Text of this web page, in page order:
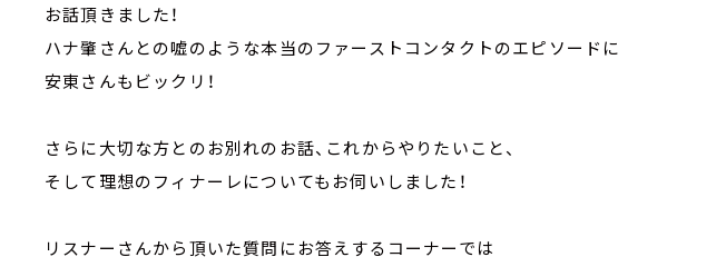
お話頂きました！
ハナ肇さんとの嘘のような本当のファーストコンタクトのエピソードに
安東さんもビックリ！
さらに大切な方とのお別れのお話、これからやりたいこと、
そして理想のフィナーレについてもお伺いしました！
リスナーさんから頂いた質問にお答えするコーナーでは